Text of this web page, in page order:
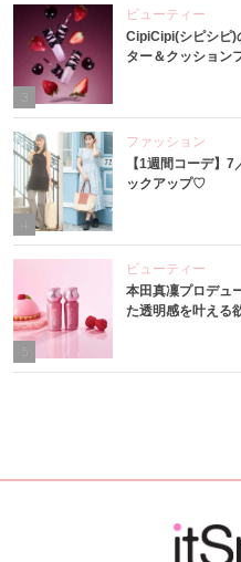
3
ビューティー
CipiCipi(シピシピ)
ター＆クッション
4
ファッション
【1週間コーデ】
ックアップ♡
ビューティー
本田真凜プロデュ
た透明感を叶える